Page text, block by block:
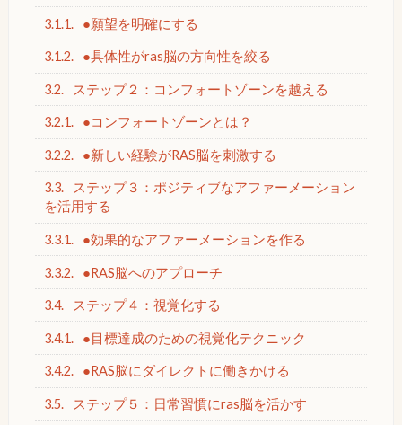
3.1.1. ●願望を明確にする
3.1.2. ●具体性がras脳の方向性を絞る
3.2. ステップ２：コンフォートゾーンを越える
3.2.1. ●コンフォートゾーンとは？
3.2.2. ●新しい経験がRAS脳を刺激する
3.3.
ステップ３：ポジティブなアファーメーション
を活用する
3.3.1. ●効果的なアファーメーションを作る
3.3.2. ●RAS脳へのアプローチ
3.4. ステップ４：視覚化する
3.4.1. ●目標達成のための視覚化テクニック
3.4.2. ●RAS脳にダイレクトに働きかける
3.5. ステップ５：日常習慣にras脳を活かす